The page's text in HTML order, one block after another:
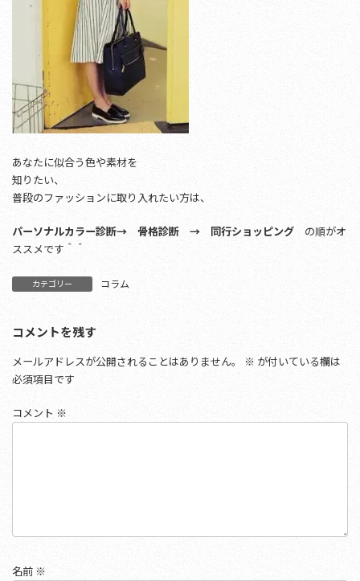
あなたに似合う色や素材を
知りたい、
普段のファッションに取り入れたい方は、
パーソナルカラー診断→ 骨格診断 → 同行ショッピング の順がオ
ススメです＾＾
カテゴリー コラム
コメントを残す
メールアドレスが公開されることはありません。 ※ が付いている欄は
必須項目です
コメント ※
名前 ※